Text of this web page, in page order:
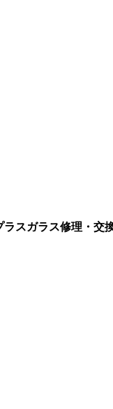
スガラス修理・交